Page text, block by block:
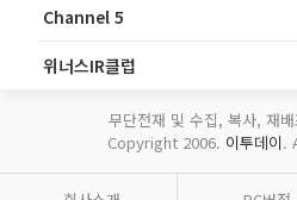
Channel 5
위너스IR클럽
무단전재 및 수집, 복사, 재
Copyright 2006. 이투데이.